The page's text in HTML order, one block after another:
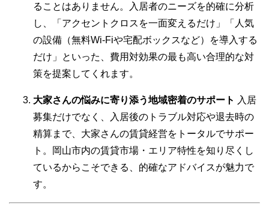
ることはありません。入居者のニーズを的確に分析
し、「アクセントクロスを一面変えるだけ」「人気
の設備（無料Wi-Fiや宅配ボックスなど）を導入する
だけ」といった、費用対効果の最も高い合理的な対
策を提案してくれます。
大家さんの悩みに寄り添う地域密着のサポート 入居
募集だけでなく、入居後のトラブル対応や退去時の
精算まで、大家さんの賃貸経営をトータルでサポー
ト。岡山市内の賃貸市場・エリア特性を知り尽くし
ているからこそできる、的確なアドバイスが魅力で
す。